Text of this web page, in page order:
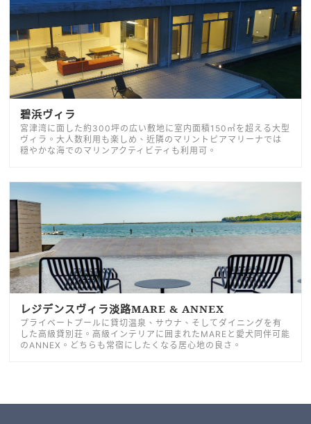
碧浜ヴィラ
宮津湾に面した約300坪の広い敷地に室内面積150㎡を超える大型
ヴィラ。大人数利用も楽しめ、近隣のマリントピアマリーナでは
穏やかな海でのマリンアクティビティも利用可。
レジデンスヴィラ淡路MARE & ANNEX
プライベートプールに貸切温泉、サウナ、そしてダイニングを有
した高級貸別荘。高級インテリアに囲まれたMAREと愛犬同伴可能
のANNEX。どちらも常宿にしたくなる居心地の良さ。